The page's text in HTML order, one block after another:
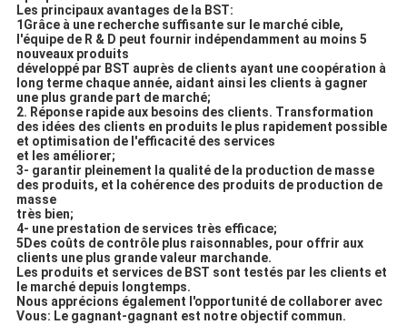
Les principaux avantages de la BST:
1Grâce à une recherche suffisante sur le marché cible,
l'équipe de R & D peut fournir indépendamment au moins 5
nouveaux produits
développé par BST auprès de clients ayant une coopération à
long terme chaque année, aidant ainsi les clients à gagner
une plus grande part de marché;
2. Réponse rapide aux besoins des clients. Transformation
des idées des clients en produits le plus rapidement possible
et optimisation de l'efficacité des services
et les améliorer;
3- garantir pleinement la qualité de la production de masse
des produits, et la cohérence des produits de production de
masse
très bien;
4- une prestation de services très efficace;
5Des coûts de contrôle plus raisonnables, pour offrir aux
clients une plus grande valeur marchande.
Les produits et services de BST sont testés par les clients et
le marché depuis longtemps.
Nous apprécions également l'opportunité de collaborer avec
Vous: Le gagnant-gagnant est notre objectif commun.